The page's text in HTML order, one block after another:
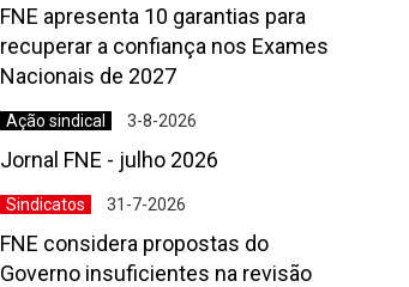
FNE apresenta 10 garantias para
recuperar a confiança nos Exames
Nacionais de 2027
Ação sindical 3-8-2026
Jornal FNE - julho 2026
Sindicatos 31-7-2026
FNE considera propostas do
Governo insuficientes na revisão